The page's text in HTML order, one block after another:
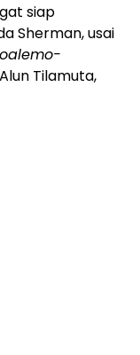
siap
Sherman, usai
Tilamuta,